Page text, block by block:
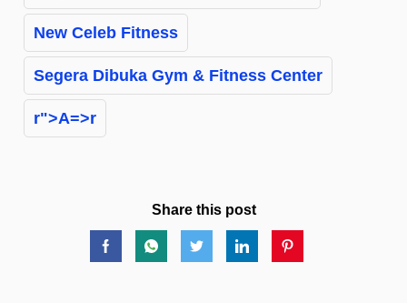
New Celeb Fitness
Segera Dibuka Gym & Fitness Center
r">A=>r
Share this post